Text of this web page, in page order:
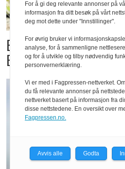
Billigbonanza da
Elfenbenkysten
For å gi deg relevante annonser på
informasjon fra ditt besøk på vårt
deg mot dette under "Innstillinger".
For øvrig bruker vi
analyse, for å sammenligne
og for å utvikle og tilby nødvendig
personvernerklæring.
Vi er med i Fagpressen-nettverket.
du få relevante annonser på
nettverket basert på informasjon fra
disse nettstedene. En oversikt over
Fagpressen.no.
Avvis alle Godta